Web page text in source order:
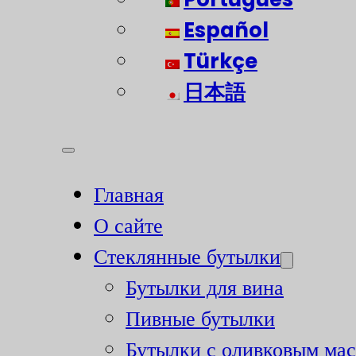
Español
Türkçe
日本語
Главная
О сайте
Стеклянные бутылки
Бутылки для вина
Пивные бутылки
Бутылки с оливковым